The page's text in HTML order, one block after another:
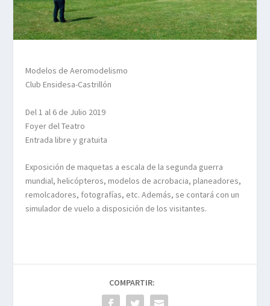
Modelos de Aeromodelismo
Club Ensidesa-Castrillón
Del 1 al 6 de Julio 2019
Foyer del Teatro
Entrada libre y gratuita
Exposición de maquetas a escala de la segunda guerra
mundial, helicópteros, modelos de acrobacia, planeadores,
remolcadores, fotografías, etc. Además, se contará con un
simulador de vuelo a disposición de los visitantes.
COMPARTIR: